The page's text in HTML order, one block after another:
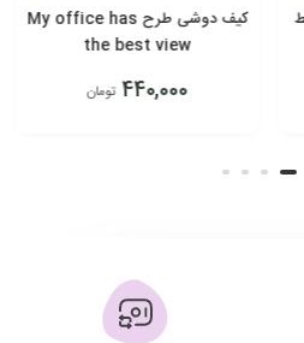
کیف دوشی طرح My office has
کیف دوشی طرح